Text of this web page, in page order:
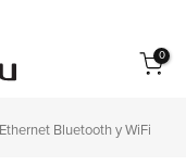
0
Bluetooth y WiFi